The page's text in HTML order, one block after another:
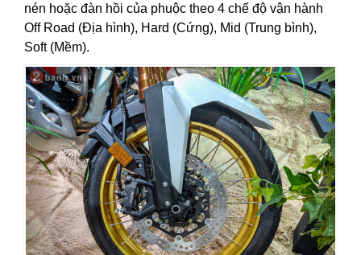
nén hoặc đàn hồi của phuộc theo 4 chế độ vận hành
Off Road (Địa hình), Hard (Cứng), Mid (Trung bình),
Soft (Mềm).